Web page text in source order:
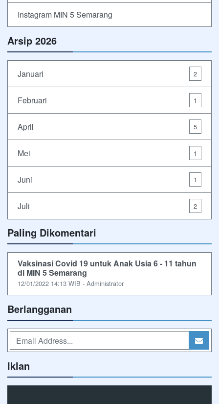
Instagram MIN 5 Semarang
Arsip 2026
Januari 2
Februari 1
April 5
Mei 1
Juni 1
Juli 2
Paling Dikomentari
Vaksinasi Covid 19 untuk Anak Usia 6 - 11 tahun
di MIN 5 Semarang
12/01/2022 14:13 WIB - Administrator
Berlangganan
Iklan